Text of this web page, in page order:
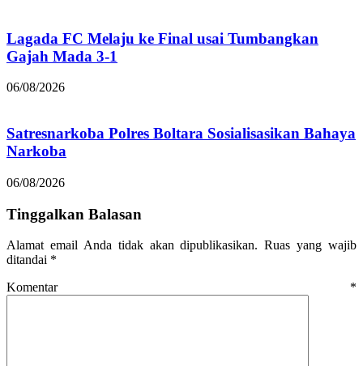
Lagada FC Melaju ke Final usai Tumbangkan
Gajah Mada 3-1
06/08/2026
Satresnarkoba Polres Boltara Sosialisasikan Bahaya
Narkoba
06/08/2026
Tinggalkan Balasan
Alamat email Anda tidak akan dipublikasikan. Ruas yang wajib
ditandai *
Komentar *